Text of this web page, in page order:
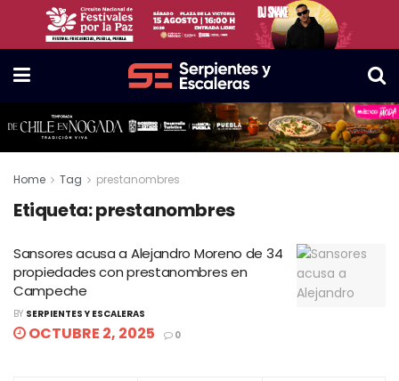
Home Tag prestanombres
Etiqueta:prestanombres
Sansores acusa a Alejandro Moreno de 34
propiedades con prestanombres en
Campeche
BY SERPIENTES Y ESCALERAS
OCTUBRE 2, 2025 0